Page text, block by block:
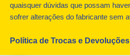
quaisquer dúvidas que possam
sofrer alterações do fabricante sem
Política de Trocas e Devoluções